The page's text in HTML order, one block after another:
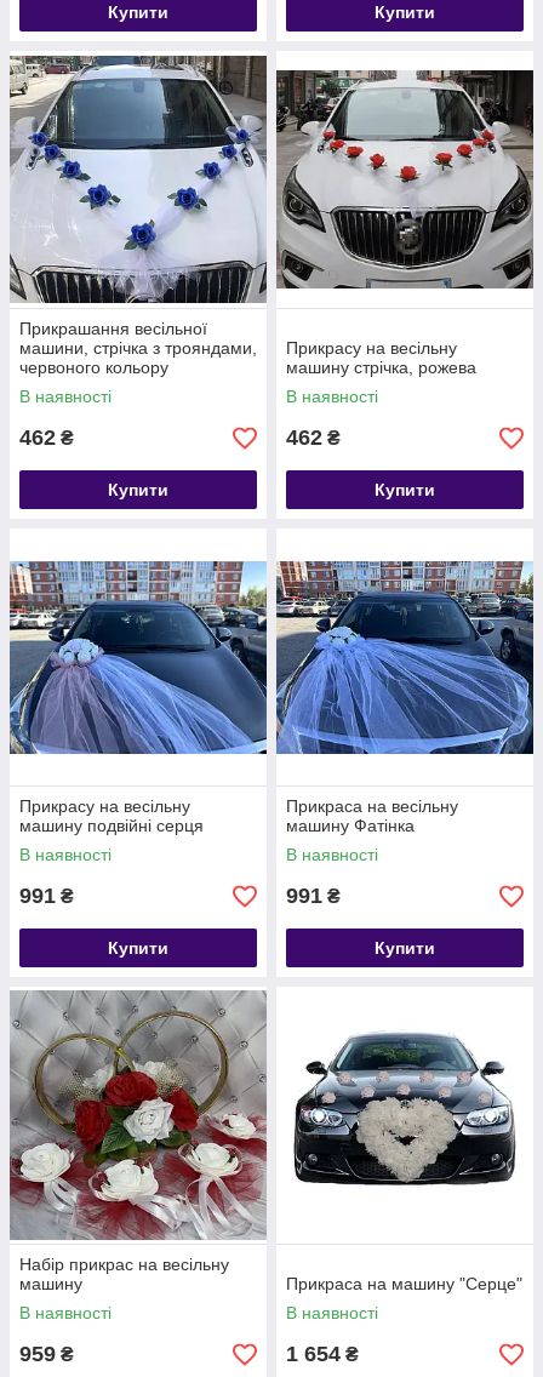
Купити Купити
Прикрашання весільної
машини, стрічка з трояндами,
червоного кольору
В наявності
462 ₴
Купити
Прикрасу на весільну
машину стрічка, рожева
В наявності
462 ₴
Купити
Прикрасу на весільну
машину подвійні серця
В наявності
991 ₴
Купити
Прикраса на весільну
машину Фатінка
В наявності
991 ₴
Купити
Набір прикрас на весільну
машину
В наявності
959 ₴
Прикраса на машину "Серце"
В наявності
1 654 ₴